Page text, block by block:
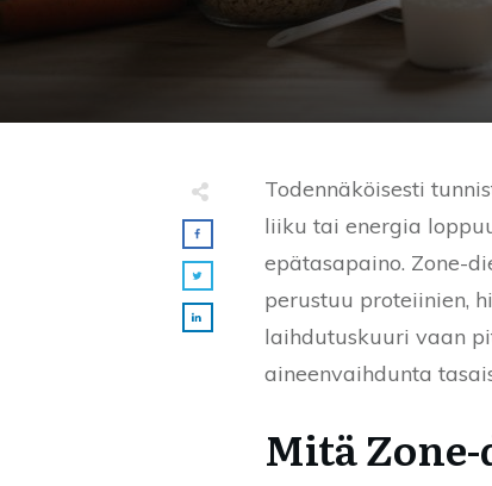
Todennäköisesti
liiku tai energia
epätasapaino. Zone-
perustuu proteiinien,
laihdutuskuuri vaan
aineenvaihdunta
Mitä